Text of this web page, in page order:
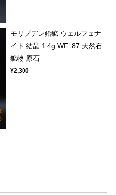
モリブデン鉛鉱 ウェルフェナ
イト 結晶 1.4g WF187 天然石
鉱物 原石
¥2,300